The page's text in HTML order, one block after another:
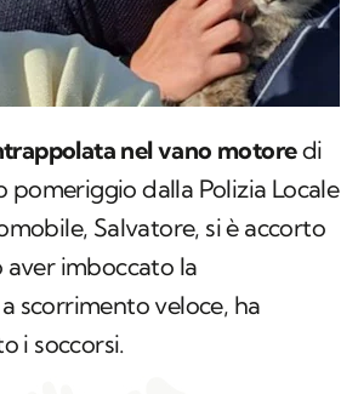
nel vano motoredi
dalla Polizia Locale
Salvatore, si è accorto
imboccato la
scorrimento veloce, ha
i soccorsi.